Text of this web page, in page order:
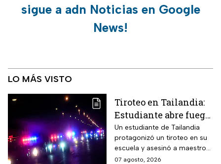
sigue a adn Noticias en Google
News!
LO MÁS VISTO
Tiroteo en Tailandia:
Estudiante abre fuego
contra maestros y
alumnos; antes mató a
sus abuelos
Un estudiante de Tailandia
protagonizó un tiroteo en su
escuela y asesinó a maestros
y alumnos
07 agosto, 2026